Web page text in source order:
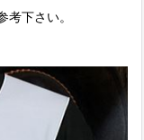
下さい。